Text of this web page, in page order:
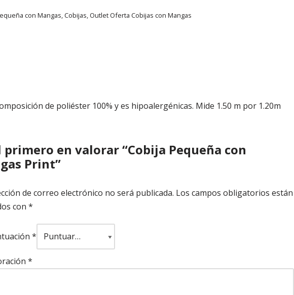
con Mangas,Cobijas,Outlet Oferta Cobijas con Mangas
de poliéster 100% y es hipoalergénicas. Mide 1.50 m por 1.20m
primero en valorar “Cobija Pequeña con
Print”
de correo electrónico no será publicada. Los campos obligatorios están
con *
*
*